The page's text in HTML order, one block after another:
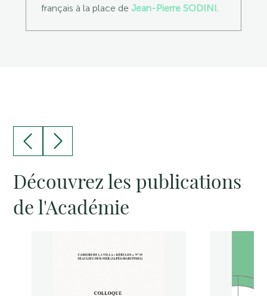
français à la place de Jean-Pierre SODINI.
Découvrez les publications
de l'Académie